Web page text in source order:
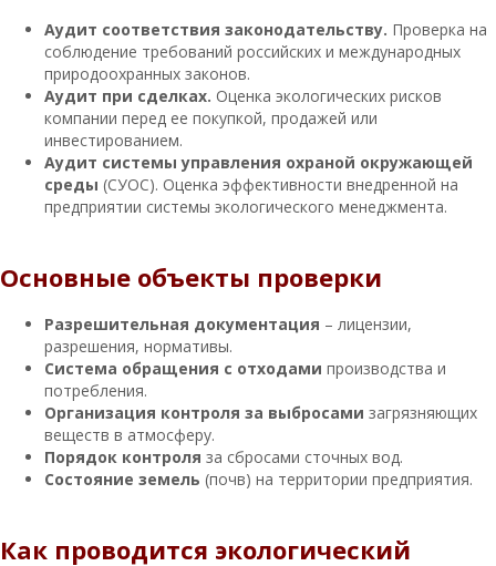
Аудит соответствия законодательству. Проверка на
соблюдение требований российских и международных
природоохранных законов.
Аудит при сделках. Оценка экологических рисков
компании перед ее покупкой, продажей или
инвестированием.
Аудит системы управления охраной окружающей
среды (СУОС). Оценка эффективности внедренной на
предприятии системы экологического менеджмента.
Основные объекты проверки
Разрешительная документация – лицензии,
разрешения, нормативы.
Система обращения с отходами производства и
потребления.
Организация контроля за выбросами загрязняющих
веществ в атмосферу.
Порядок контроля за сбросами сточных вод.
Состояние земель (почв) на территории предприятия.
Как проводится экологический